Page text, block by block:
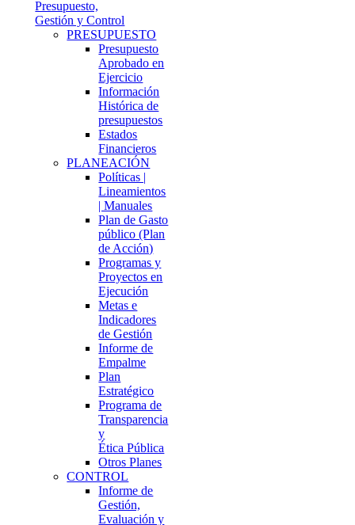
Presupuesto,
Gestión y Control
PRESUPUESTO
Presupuesto
Aprobado en
Ejercicio
Información
Histórica de
presupuestos
Estados
Financieros
PLANEACIÓN
Políticas |
Lineamientos
| Manuales
Plan de Gasto
público (Plan
de Acción)
Programas y
Proyectos en
Ejecución
Metas e
Indicadores
de Gestión
Informe de
Empalme
Plan
Estratégico
Programa de
Transparencia
y
Ética Pública
Otros Planes
CONTROL
Informe de
Gestión,
Evaluación y